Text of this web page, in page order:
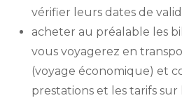
vérifier leurs dates de
acheter au préalable les
vous voyagerez en
(voyage économique) et
prestations et les tarifs